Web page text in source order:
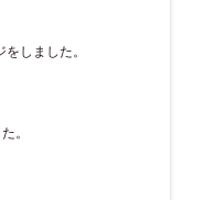
しました。
。